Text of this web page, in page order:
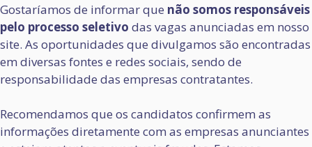
Gostaríamos de informar que não somos responsáveis
pelo processo seletivo das vagas anunciadas em nosso
site. As oportunidades que divulgamos são encontradas
em diversas fontes e redes sociais, sendo de
responsabilidade das empresas contratantes.
Recomendamos que os candidatos confirmem as
informações diretamente com as empresas anunciantes